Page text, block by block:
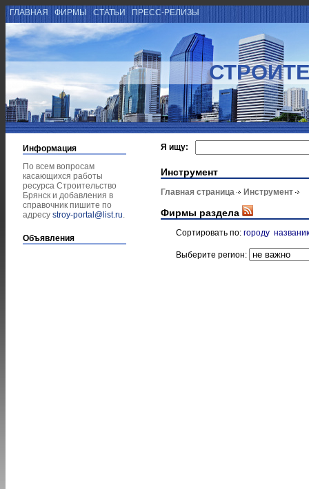
ГЛАВНАЯ ФИРМЫ СТАТЬИ ПРЕСС-РЕЛИЗЫ
Информация
По всем вопросам
касающихся работы
ресурса Строительство
Брянск и добавления в
справочник пишите по
адресу stroy-portal@list.ru.
Объявления
Я ищу:
Инструмент
Главная страница Инструмент
Фирмы раздела
Сортировать по: городу
Выберите регион: